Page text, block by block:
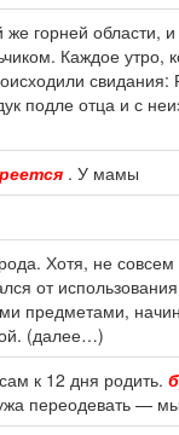
горней области,
Каждое утро,
подле отца и с
. У мамы
Хотя, не
от
предметами,
(далее…)
к 12 дня родить.
переодевать —